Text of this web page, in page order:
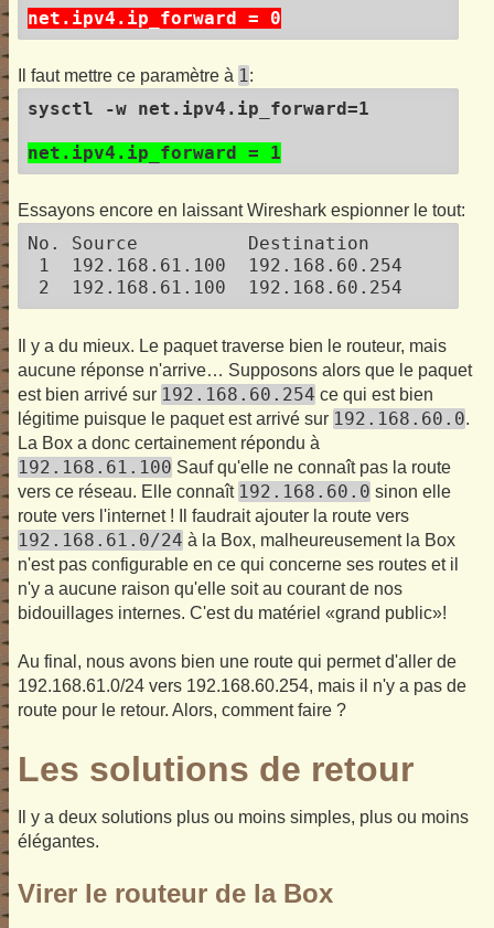
net.ipv4.ip_forward = 0
Il faut mettre ce paramètre à 1:
sysctl -w net.ipv4.ip_forward=1
net.ipv4.ip_forward = 1
Essayons encore en laissant Wireshark espionner le tout:
No. Source          Destination
1  192.168.61.100  192.168.60.254
Il y a du mieux. Le paquet traverse bien le routeur, mais
aucune réponse n'arrive… Supposons alors que le paquet
est bien arrivé sur 192.168.60.254 ce qui est bien
légitime puisque le paquet est arrivé sur 192.168.60.0.
La Box a donc certainement répondu à
192.168.61.100 Sauf qu'elle ne connaît pas la route
vers ce réseau. Elle connaît 192.168.60.0 sinon elle
route vers l'internet ! Il faudrait ajouter la route vers
192.168.61.0/24 à la Box, malheureusement la Box
n'est pas configurable en ce qui concerne ses routes et il
n'y a aucune raison qu'elle soit au courant de nos
bidouillages internes. C'est du matériel «grand public»!
Au final, nous avons bien une route qui permet d'aller de
192.168.61.0/24 vers 192.168.60.254, mais il n'y a pas de
route pour le retour. Alors, comment faire ?
Les solutions de retour
Il y a deux solutions plus ou moins simples, plus ou moins
élégantes.
Virer le routeur de la Box